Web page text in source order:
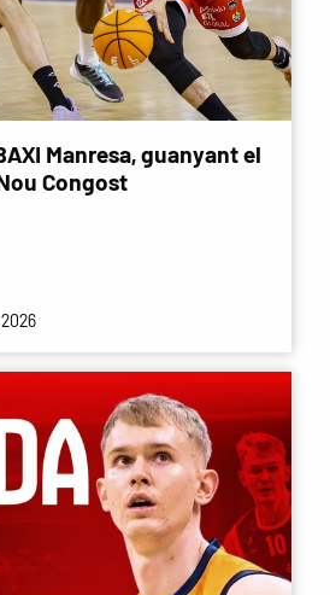
Manresa, guanyant el
Congost